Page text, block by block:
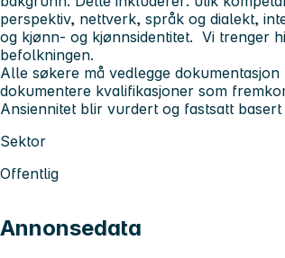
perspektiv, nettverk, språk og dialekt,
og kjønn- og kjønnsidentitet. Vi trenger
befolkningen.
Alle søkere må vedlegge
dokumentere kvalifikasjoner som
Ansiennitet blir vurdert og fastsatt
Sektor
Offentlig
Annonsedata